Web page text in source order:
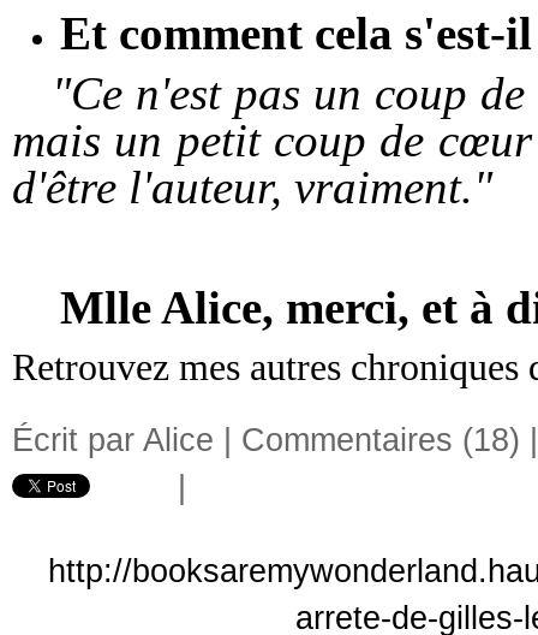
Et comment cela s'est-
"Ce n'est pas un coup
mais un petit coup de
d'être l'auteur, vraiment."
Mlle Alice, merci, et à
Retrouvez mes autres chroniques
Écrit par Alice | Commentaires (18)
http://
arrete-de-gilles-